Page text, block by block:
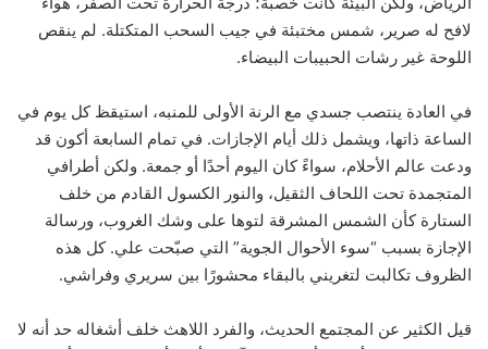
لافح له صرير، شمس مختبئة في جيب السحب المتكتلة. لم ينقص
اللوحة غير رشات الحبيبات البيضاء.
في العادة ينتصب جسدي مع الرنة الأولى للمنبه، استيقظ كل يوم في
الساعة ذاتها، ويشمل ذلك أيام الإجازات. في تمام السابعة أكون قد
ودعت عالم الأحلام، سواءً كان اليوم أحدًا أو جمعة. ولكن أطرافي
المتجمدة تحت اللحاف الثقيل، والنور الكسول القادم من خلف
الستارة كأن الشمس المشرقة لتوها على وشك الغروب، ورسالة
الإجازة بسبب “سوء الأحوال الجوية” التي صبّحت علي. كل هذه
الظروف تكالبت لتغريني بالبقاء محشورًا بين سريري وفراشي.
قيل الكثير عن المجتمع الحديث، والفرد اللاهث خلف أشغاله حد أنه لا